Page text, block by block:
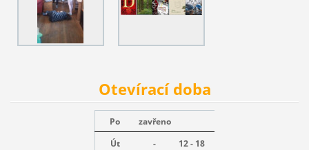
Otevírací doba
Po
zavřeno
Út
-
12 - 18